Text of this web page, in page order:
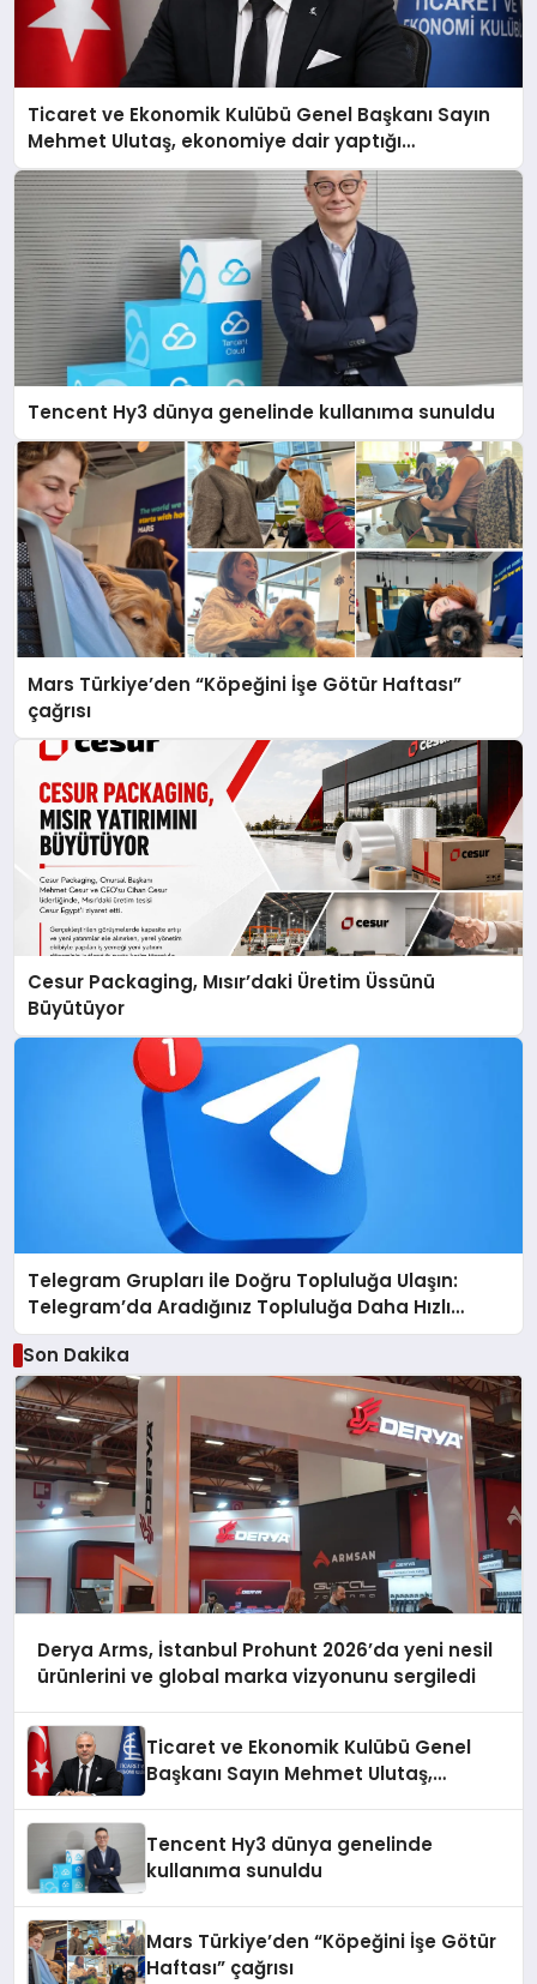
Ticaret ve Ekonomik Kulübü Genel Başkanı Sayın
Mehmet Ulutaş, ekonomiye dair yaptığı
açıklamada şunları kaydetti:
Tencent Hy3 dünya genelinde kullanıma sunuldu
Mars Türkiye’den “Köpeğini İşe Götür Haftası”
çağrısı
Cesur Packaging, Mısır’daki Üretim Üssünü
Büyütüyor
Telegram Grupları ile Doğru Topluluğa Ulaşın:
Telegram’da Aradığınız Topluluğa Daha Hızlı
Ulaşın
Son Dakika
Derya Arms, İstanbul Prohunt 2026’da yeni nesil
ürünlerini ve global marka vizyonunu sergiledi
Ticaret ve Ekonomik Kulübü Genel
Başkanı Sayın Mehmet Ulutaş,
Tencent Hy3 dünya genelinde
kullanıma sunuldu
Mars Türkiye’den “Köpeğini İşe Götür
Haftası” çağrısı